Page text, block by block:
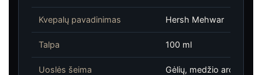
Kvepalų pavadinimas Hersh Mehwar
Talpa 100 ml
Uoslės šeima Gėlių, medžio aromatas